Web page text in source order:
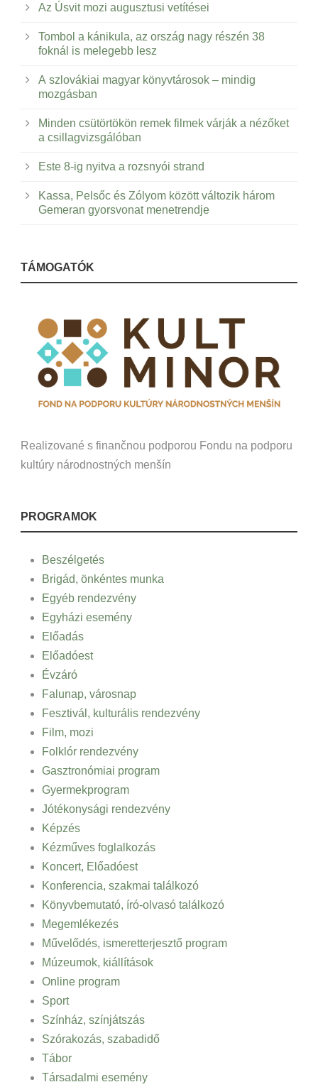
Az Úsvit mozi augusztusi vetítései
Tombol a kánikula, az ország nagy részén 38
foknál is melegebb lesz
A szlovákiai magyar könyvtárosok – mindig
mozgásban
Minden csütörtökön remek filmek várják a nézőket
a csillagvizsgálóban
Este 8-ig nyitva a rozsnyói strand
Kassa, Pelsőc és Zólyom között változik három
Gemeran gyorsvonat menetrendje
TÁMOGATÓK
Realizované s finančnou podporou Fondu na podporu
kultúry národnostných menšín
PROGRAMOK
Beszélgetés
Brigád, önkéntes munka
Egyéb rendezvény
Egyházi esemény
Előadás
Előadóest
Évzáró
Falunap, városnap
Fesztivál, kulturális rendezvény
Film, mozi
Folklór rendezvény
Gasztronómiai program
Gyermekprogram
Jótékonysági rendezvény
Képzés
Kézműves foglalkozás
Koncert, Előadóest
Konferencia, szakmai találkozó
Könyvbemutató, író-olvasó találkozó
Megemlékezés
Művelődés, ismeretterjesztő program
Múzeumok, kiállítások
Online program
Sport
Színház, színjátszás
Szórakozás, szabadidő
Tábor
Társadalmi esemény